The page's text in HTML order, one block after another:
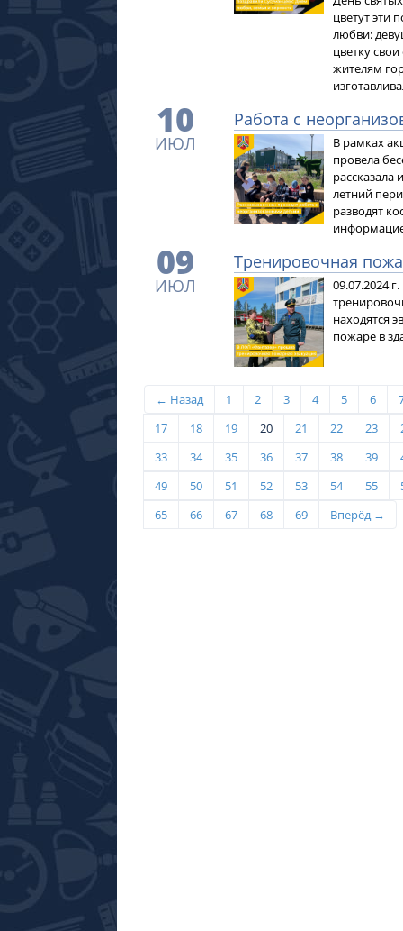
цветут эти
любви:
цветку
жителям
10
ИЮЛ
Работа с
В рамках
провела
рассказала
летний
разводят
09
ИЮЛ
Тренировочная
09.07.2024
находятся
пожаре в
← Назад 1 2 3 4 5 6
17
18 19 20 21 22 23
33
34 35 36 37 38 39
49
50 51 52 53 54 55
65
66 67 68 69 Вперёд →